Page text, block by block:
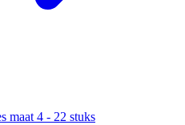
maat 4 - 22 stuks